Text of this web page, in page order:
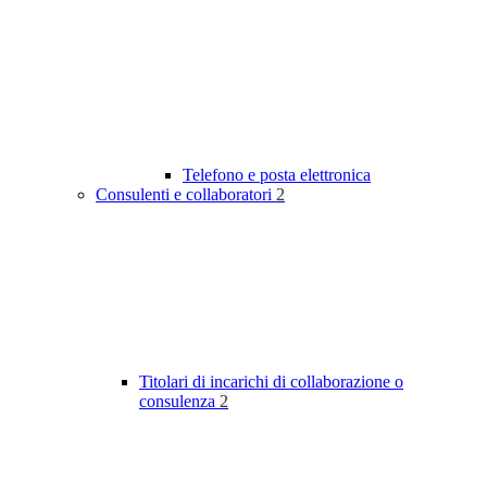
Telefono e posta elettronica
Consulenti e collaboratori 2
Titolari di incarichi di collaborazione o
consulenza 2